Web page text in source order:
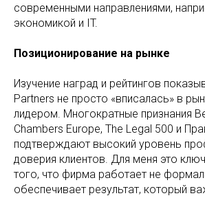
современными направлениями,
экономикой и IT.
Позиционирование на рынке
Изучение наград и рейтингов
Partners не просто «вписалась» в
лидером. Многократные признания
Chambers Europe, The Legal 500 и
подтверждают высокий уровень
доверия клиентов. Для меня это
того, что фирма работает не
обеспечивает результат, который